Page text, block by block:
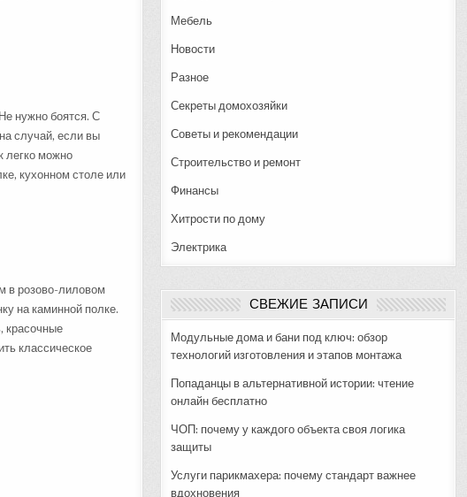
нужно боятся. С
случай, если вы
легко можно
кухонном столе или
в розово-лиловом
на каминной полке.
красочные
классическое
Мебель
Новости
Разное
Секреты домохозяйки
Советы и рекомендации
Строительство и ремонт
Финансы
Хитрости по дому
Электрика
СВЕЖИЕ ЗАПИСИ
Модульные дома и бани под ключ: обзор
технологий изготовления и этапов монтажа
Попаданцы в альтернативной истории: чтение
онлайн бесплатно
ЧОП: почему у каждого объекта своя логика
защиты
Услуги парикмахера: почему стандарт важнее
вдохновения